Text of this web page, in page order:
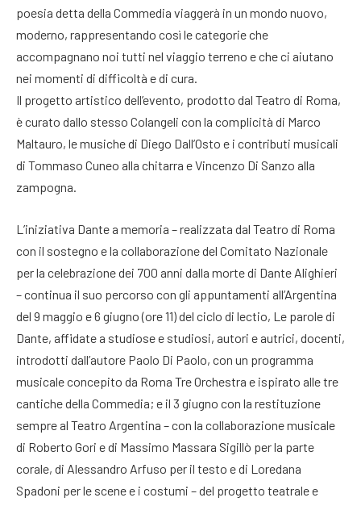
poesia detta della Commedia viaggerà in un mondo nuovo,
moderno, rappresentando così le categorie che
accompagnano noi tutti nel viaggio terreno e che ci aiutano
nei momenti di difficoltà e di cura.
Il progetto artistico dell’evento, prodotto dal Teatro di Roma,
è curato dallo stesso Colangeli con la complicità di Marco
Maltauro, le musiche di Diego Dall’Osto e i contributi musicali
di Tommaso Cuneo alla chitarra e Vincenzo Di Sanzo alla
zampogna.
L’iniziativa Dante a memoria – realizzata dal Teatro di Roma
con il sostegno e la collaborazione del Comitato Nazionale
per la celebrazione dei 700 anni dalla morte di Dante Alighieri
– continua il suo percorso con gli appuntamenti all’Argentina
del 9 maggio e 6 giugno (ore 11) del ciclo di lectio, Le parole di
Dante, affidate a studiose e studiosi, autori e autrici, docenti,
introdotti dall’autore Paolo Di Paolo, con un programma
musicale concepito da Roma Tre Orchestra e ispirato alle tre
cantiche della Commedia; e il 3 giugno con la restituzione
sempre al Teatro Argentina – con la collaborazione musicale
di Roberto Gori e di Massimo Massara Sigillò per la parte
corale, di Alessandro Arfuso per il testo e di Loredana
Spadoni per le scene e i costumi – del progetto teatrale e